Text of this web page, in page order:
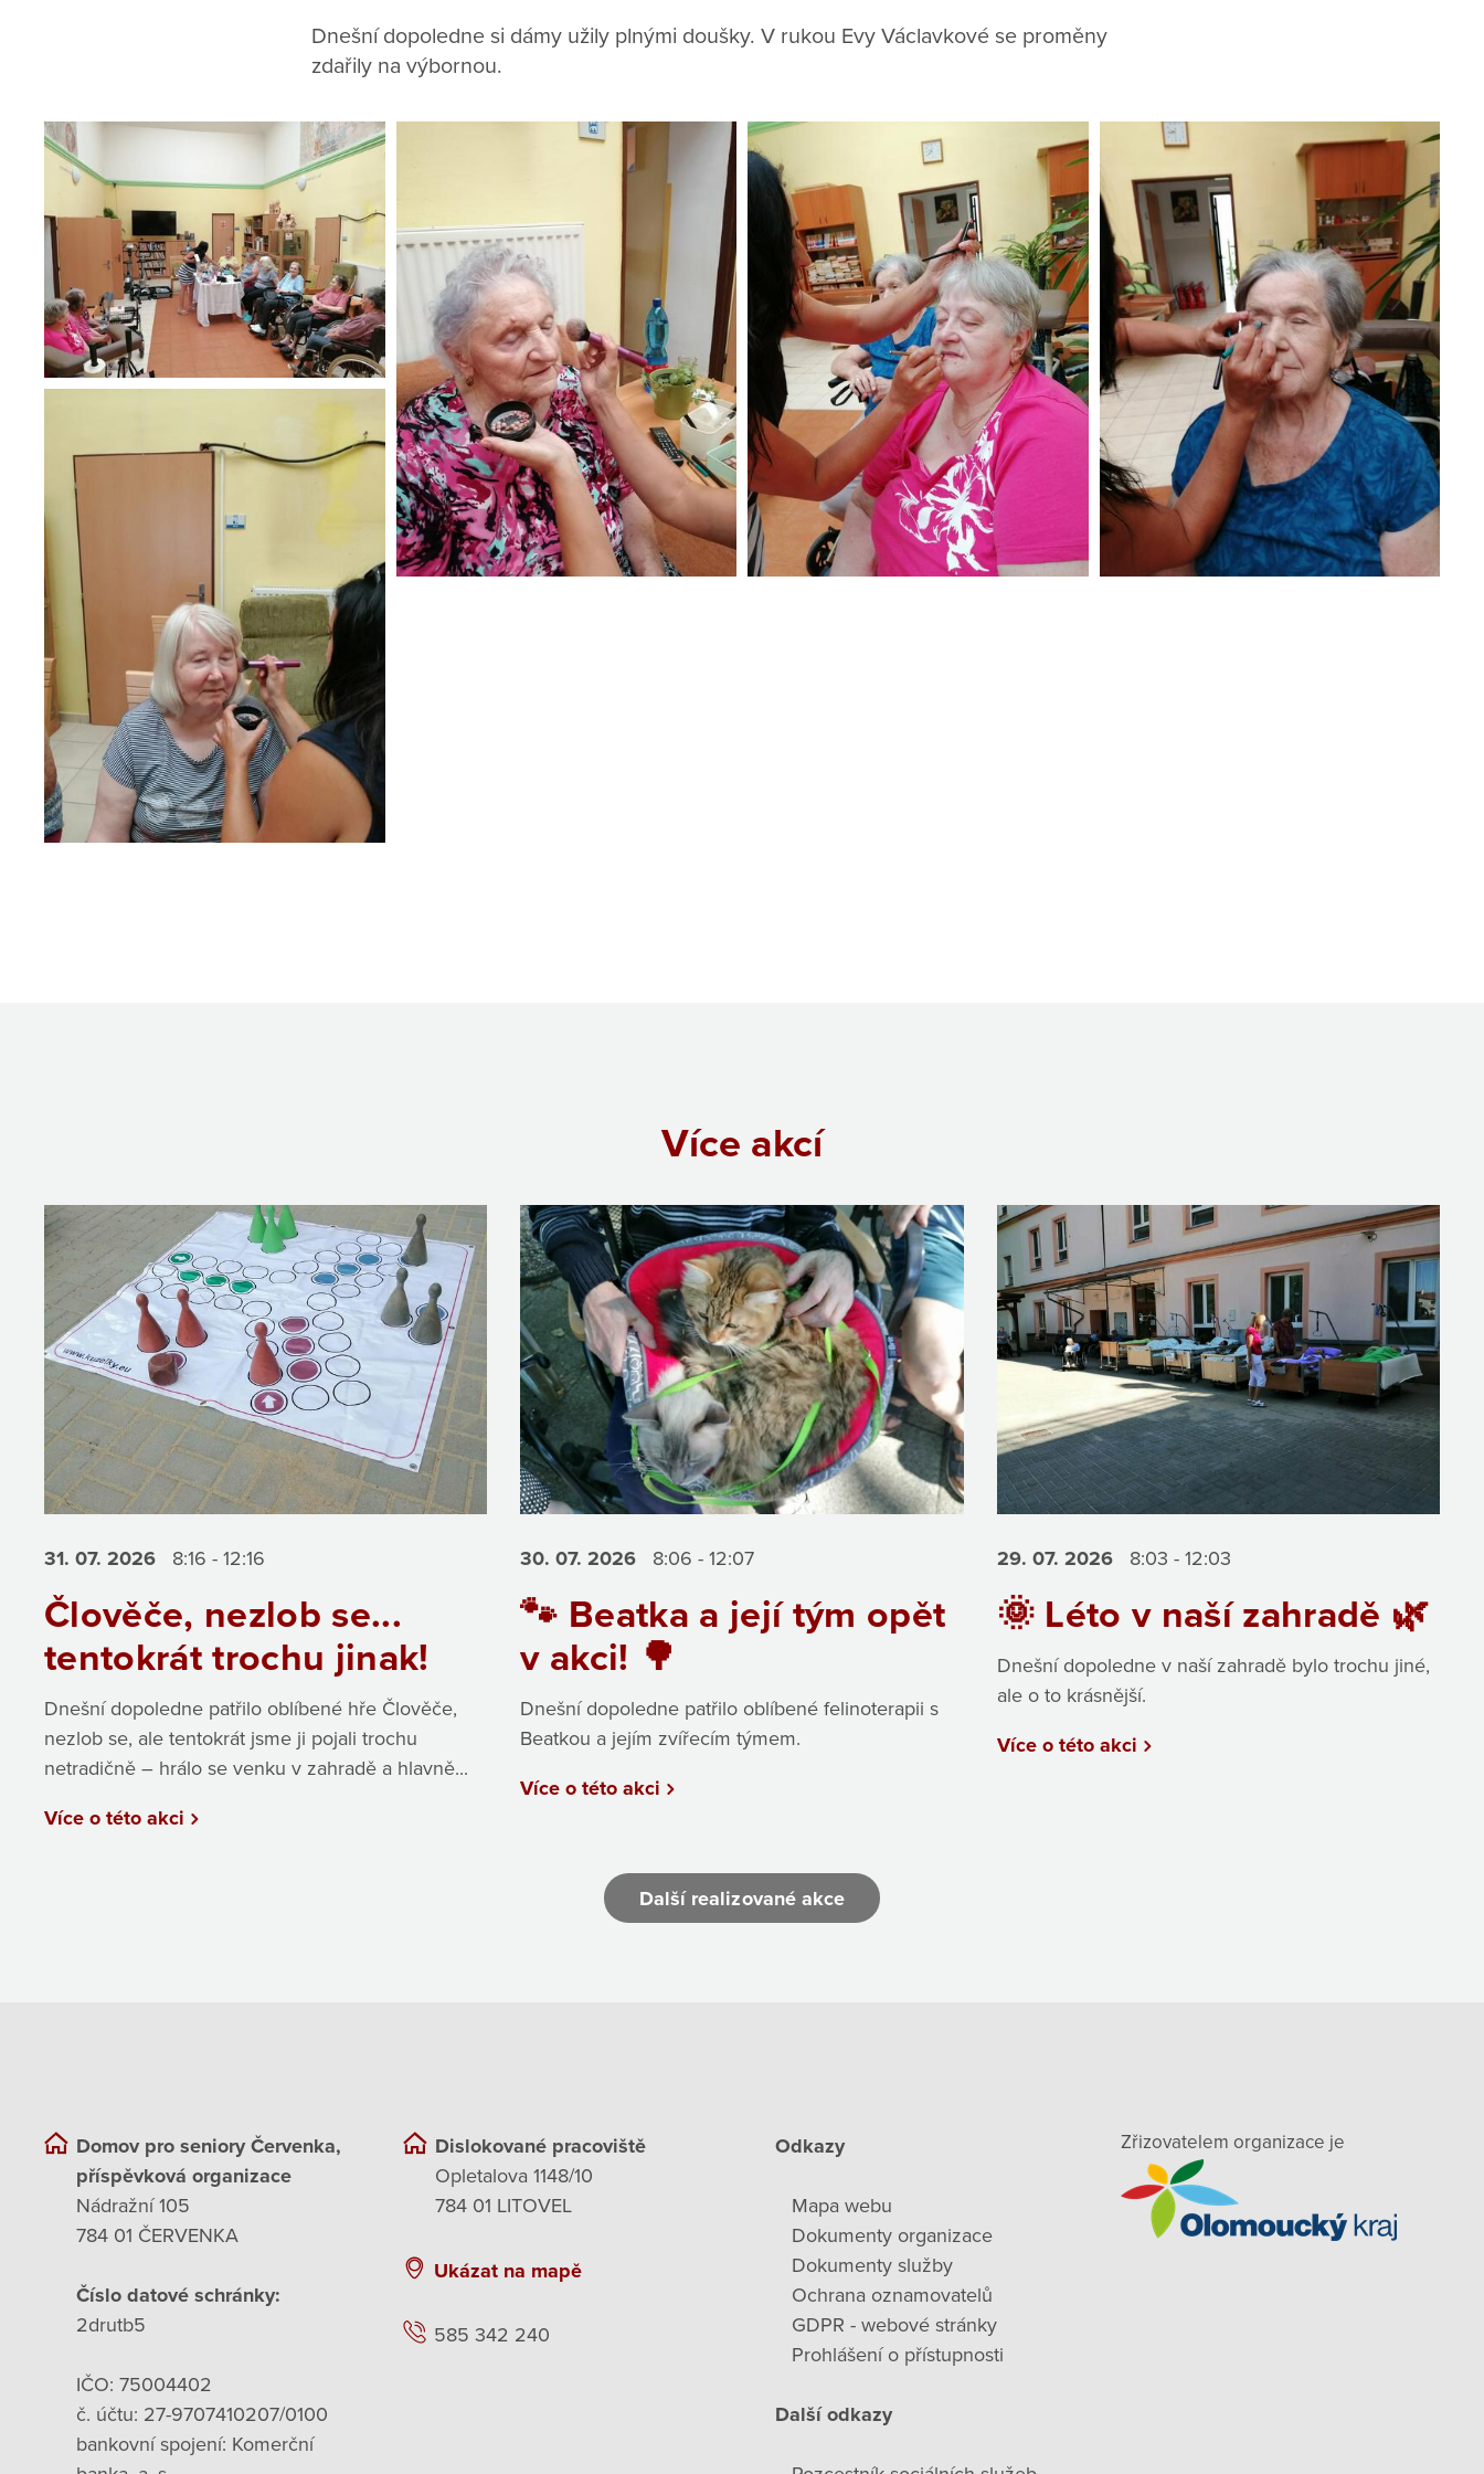
Dnešní dopoledne si dámy užily plnými doušky. V rukou Evy Václavkové se proměny
zdařily na výbornou.
Více akcí
31. 07. 2026 8:16 - 12:16
Člověče, nezlob se...
tentokrát trochu jinak!
Dnešní dopoledne patřilo oblíbené hře Člověče,
nezlob se, ale tentokrát jsme ji pojali trochu
netradičně – hrálo se venku v zahradě a hlavně...
Více o této akci
30. 07.2026 8:06 - 12:07
🐾 Beatka a její tým opět
v akci! 🌳
Dnešní dopoledne patřilo oblíbené felinoterapii s
Beatkou a jejím zvířecím týmem.
Více o této akci
29. 07. 2026 8:03 - 12:03
🌞 Léto v naší zahradě 🌿
Dnešní dopoledne v naší zahradě bylo trochu jiné,
ale o to krásnější.
Více o této akci
Další realizované akce
Domov pro seniory Červenka,
příspěvková organizace
Nádražní 105
784 01 ČERVENKA
Číslo datové schránky:
2drutb5
IČO: 75004402
č. účtu: 27-9707410207/0100
bankovní spojení: Komerční
Dislokované pracoviště
Opletalova 1148/10
784 01 LITOVEL
Ukázat na mapě
585 342 240
Odkazy
Mapa webu
Dokumenty organizace
Dokumenty služby
Ochrana oznamovatelů
GDPR - webové stránky
Prohlášení o přístupnosti
Další odkazy
Zřizovatelem organizace je